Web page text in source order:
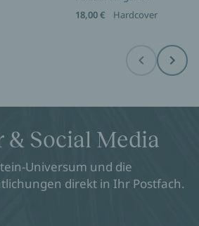
18,00 €
Hardcover
Before Next
& Social Media
Universum und die
direkt in Ihr Postfach.